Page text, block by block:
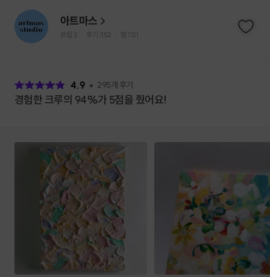
아트마스
프립 2 후기 352 찜 1121
4.9 295개 후기
경험한 크루의 94%가 5점을 줬어요!